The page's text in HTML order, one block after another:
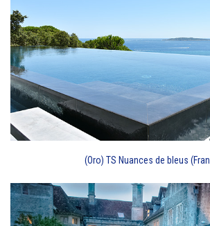
(Oro) TS Nuances de bleus